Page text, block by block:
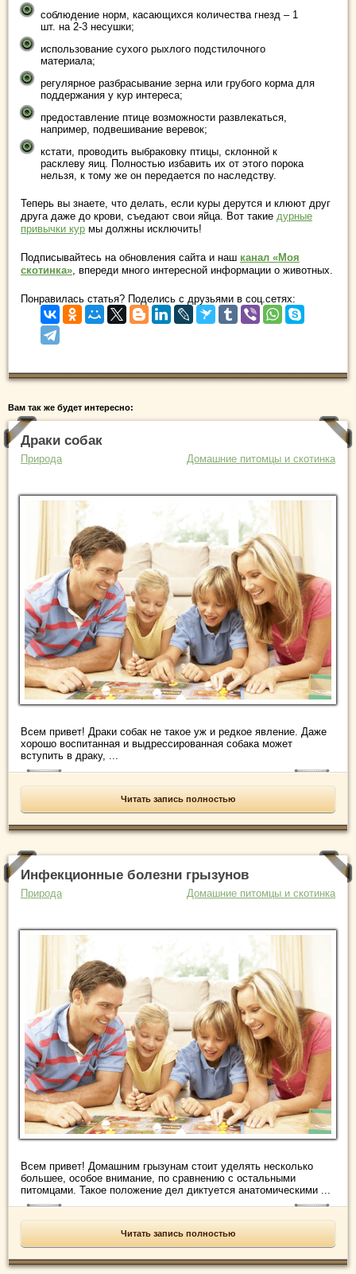
соблюдение норм, касающихся количества гнезд – 1
шт. на 2-3 несушки;
использование сухого рыхлого подстилочного
материала;
регулярное разбрасывание зерна или грубого корма для
поддержания у кур интереса;
предоставление птице возможности развлекаться,
например, подвешивание веревок;
кстати, проводить выбраковку птицы, склонной к
расклеву яиц. Полностью избавить их от этого порока
нельзя, к тому же он передается по наследству.
Теперь вы знаете, что делать, если куры дерутся и клюют друг
друга даже до крови, съедают свои яйца. Вот такие дурные
привычки кур мы должны исключить!
Подписывайтесь на обновления сайта и наш канал «Моя
скотинка», впереди много интересной информации о животных.
Понравилась статья? Поделись с друзьями в соц.сетях:
Вам так же будет интересно:
Драки собак
Природа Домашние питомцы и скотинка
Всем привет! Драки собак не такое уж и редкое явление. Даже
хорошо воспитанная и выдрессированная собака может
вступить в драку, ...
Читать запись полностью
Инфекционные болезни грызунов
Природа Домашние питомцы и скотинка
Всем привет! Домашним грызунам стоит уделять несколько
большее, особое внимание, по сравнению с остальными
питомцами. Такое положение дел диктуется анатомическими ...
Читать запись полностью